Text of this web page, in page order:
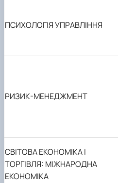
ПСИХОЛОГІЯ УПРАВЛІННЯ
РИЗИК-МЕНЕДЖМЕНТ
СВІТОВА ЕКОНОМІКА І
ТОРГІВЛЯ: МІЖНАРОДНА
ЕКОНОМІКА